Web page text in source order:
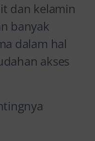
dan kelamin
banyak
dalam hal
akses